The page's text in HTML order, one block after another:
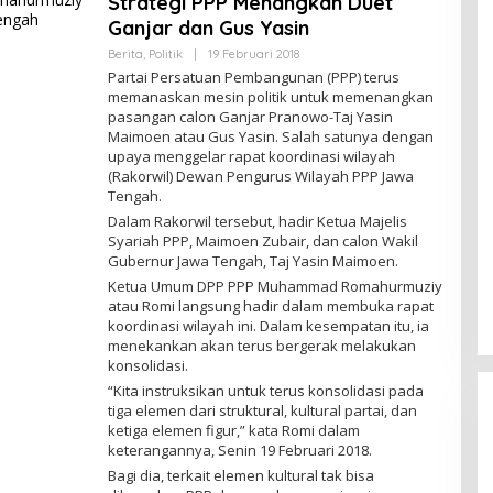
Ganjar dan Gus Yasin
Berita, Politik 19 Februari 2018O
E
H
G
T
Partai Persatuan Pembangunan (PPP) terus
memanaskan mesin politik untuk memenangkan
pasangan calon Ganjar Pranowo-Taj Yasin
Maimoen atau Gus Yasin. Salah satunya dengan
upaya menggelar rapat koordinasi wilayah
(Rakorwil) Dewan Pengurus Wilayah PPP Jawa
Tengah.
Dalam Rakorwil tersebut, hadir Ketua Majelis
Syariah PPP, Maimoen Zubair, dan calon Wakil
Gubernur Jawa Tengah, Taj Yasin Maimoen.
Ketua Umum DPP PPP Muhammad Romahurmuziy
atau Romi langsung hadir dalam membuka rapat
koordinasi wilayah ini. Dalam kesempatan itu, ia
menekankan akan terus bergerak melakukan
konsolidasi.
“Kita instruksikan untuk terus konsolidasi pada
tiga elemen dari struktural, kultural partai, dan
ketiga elemen figur,” kata Romi dalam
keterangannya, Senin 19 Februari 2018.
Bagi dia, terkait elemen kultural tak bisa
Gelombang OTT Daerah Menguat,
Dzoel SB: KPK Jangan Tebang
Pilih, Sulsel Menunggu
Kejaksaan, Nasional, Pemerintahan, Peristiwa,
Politik, Polri, Sosial
| 15 Maret 2026